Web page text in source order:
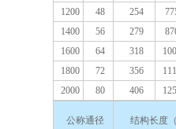
1200
48 254
1400
56 279
1600
64 318
1800
72 356
2000
80 406
公称通径 结构长度